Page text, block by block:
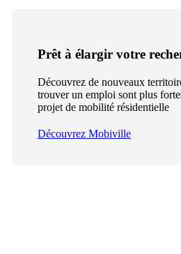
Prêt à élargir votre
Découvrez de nouveaux
trouver un emploi sont plus
projet de mobilité résidentielle
Découvrez Mobiville